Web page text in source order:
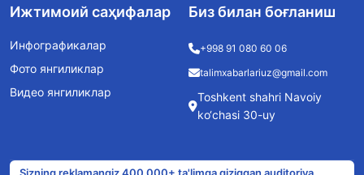
Ижтимоий саҳифалар
Инфографикалар
Фото янгиликлар
Видео янгиликлар
Биз билан боғланиш
+998 91 080 60 06
talimxabarlariuz@gmail.com
Toshkent shahri Navoiy
ko‘chasi 30-uy
Sizning reklamangiz 400 000+ ta'limga qiziqqan auditoriya